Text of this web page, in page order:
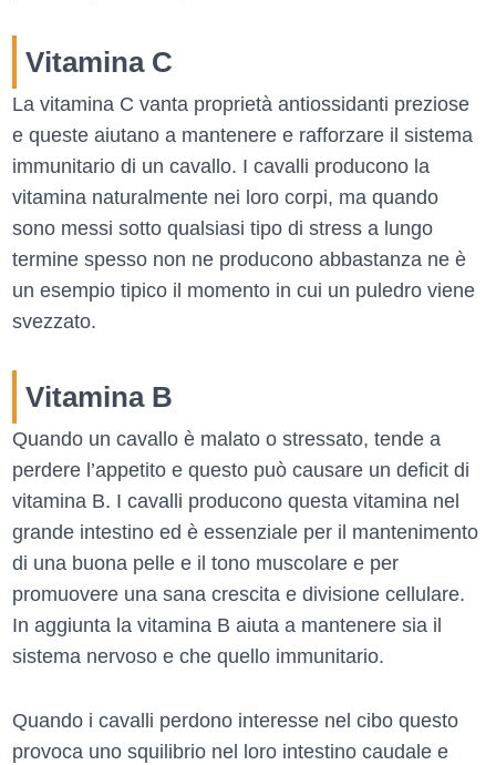
Vitamina C
La vitamina C vanta proprietà antiossidanti preziose
e queste aiutano a mantenere e rafforzare il sistema
immunitario di un cavallo. I cavalli producono la
vitamina naturalmente nei loro corpi, ma quando
sono messi sotto qualsiasi tipo di stress a lungo
termine spesso non ne producono abbastanza ne è
un esempio tipico il momento in cui un puledro viene
svezzato.
Vitamina B
Quando un cavallo è malato o stressato, tende a
perdere l’appetito e questo può causare un deficit di
vitamina B. I cavalli producono questa vitamina nel
grande intestino ed è essenziale per il mantenimento
di una buona pelle e il tono muscolare e per
promuovere una sana crescita e divisione cellulare.
In aggiunta la vitamina B aiuta a mantenere sia il
sistema nervoso e che quello immunitario.
Quando i cavalli perdono interesse nel cibo questo
provoca uno squilibrio nel loro intestino caudale e